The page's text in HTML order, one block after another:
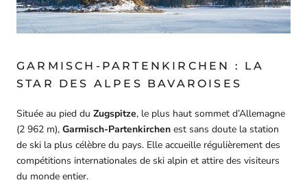
GARMISCH-PARTENKIRCHEN : LA
STAR DES ALPES BAVAROISES
Située au pied du Zugspitze, le plus haut sommet d’Allemagne
(2 962 m), Garmisch-Partenkirchen est sans doute la station
de ski la plus célèbre du pays. Elle accueille régulièrement des
compétitions internationales de ski alpin et attire des visiteurs
du monde entier.